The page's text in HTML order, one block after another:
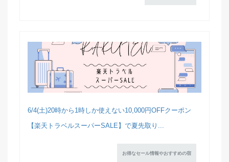
6/4(土)20時から1時しか使えない10,000円OFFクーポン
【楽天トラベルスーパーSALE】で夏先取り...
お得なセール情報やおすすめの宿